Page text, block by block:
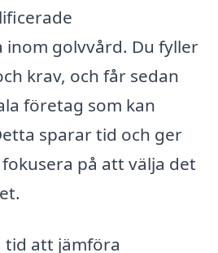
inom golvvård. Du fyller
krav, och får sedan
företag som kan
sparar tid och ger
på att välja det
tid att jämföra